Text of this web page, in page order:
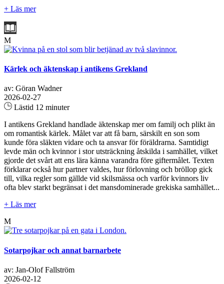
+ Läs mer
M
Kärlek och äktenskap i antikens Grekland
av: Göran Wadner
2026-02-27
Lästid 12 minuter
I antikens Grekland handlade äktenskap mer om familj och plikt än
om romantisk kärlek. Målet var att få barn, särskilt en son som
kunde föra släkten vidare och ta ansvar för föräldrarna. Samtidigt
levde män och kvinnor i stor utsträckning åtskilda i samhället, vilket
gjorde det svårt att ens lära känna varandra före giftermålet. Texten
förklarar också hur partner valdes, hur förlovning och bröllop gick
till, vilka regler som gällde vid skilsmässa och varför kvinnors liv
ofta blev starkt begränsat i det mansdominerade grekiska samhället...
+ Läs mer
M
Sotarpojkar och annat barnarbete
av: Jan-Olof Fallström
2026-02-12